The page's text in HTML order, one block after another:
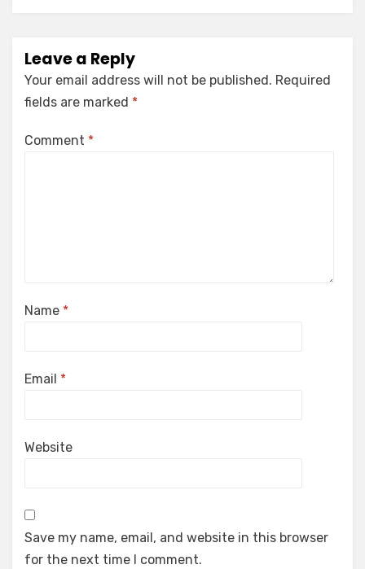
Leave a Reply
Your email address will not be published. Required
fields are marked *
Comment *
Name *
Email *
Website
Save my name, email, and website in this browser
for the next time I comment.